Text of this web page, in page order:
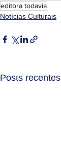
editora todavia
Notícias Culturais
Posts recentes